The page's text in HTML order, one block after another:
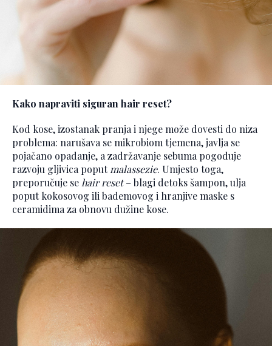
Kako napraviti siguran hair reset?
Kod kose, izostanak pranja i njege može dovesti do niza
problema: narušava se mikrobiom tjemena, javlja se
pojačano opadanje, a zadržavanje sebuma pogoduje
razvoju gljivica poputmalassezie. Umjesto toga,
preporučuje sehair reset– blagi detoks šampon, ulja
poput kokosovog ili bademovog i hranjive maske s
ceramidima za obnovu dužine kose.